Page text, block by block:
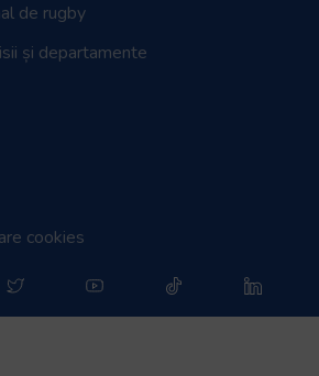
de rugby
și departamente
cookies